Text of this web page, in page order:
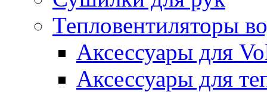
Тепловентиляторы
Аксессуары для
Аксессуары для